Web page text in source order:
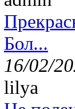
Бол...
16/02/
lilya